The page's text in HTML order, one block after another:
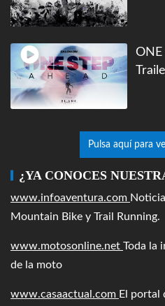
ONE
Pulsa aquí para
¿YA CONOCES
www.infoaventura.com
Mountain Bike y Trail Running.
www.motosonline.net Toda la
de la moto
www.casaactual.com El portal